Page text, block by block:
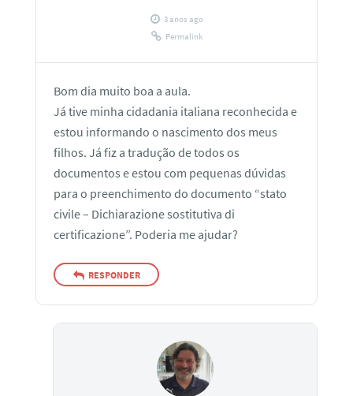
3 anos ago
Permalink
Bom dia muito boa a aula.
Já tive minha cidadania italiana reconhecida e
estou informando o nascimento dos meus
filhos. Já fiz a tradução de todos os
documentos e estou com pequenas dúvidas
para o preenchimento do documento “stato
civile – Dichiarazione sostitutiva di
certificazione”. Poderia me ajudar?
RESPONDER